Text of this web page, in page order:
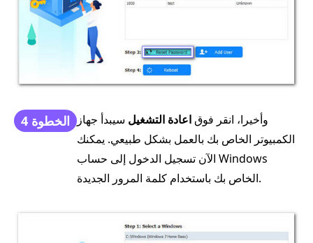
الخطوة 4 وأخيرا، انقر فوقاعادة التشغيل سيبدأ جهاز
الكمبيوتر الخاص بك بالعمل بشكل طبيعي. يمكنك
الآن تسجيل الدخول إلى حساب Windows
الخاص بك باستخدام كلمة المرور الجديدة.